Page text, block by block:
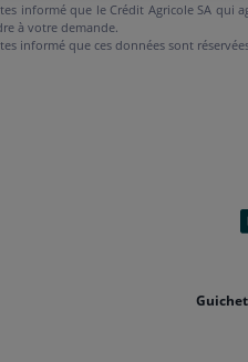
informé que le Crédit Agricole SA qui
à votre demande.
informé que ces données sont